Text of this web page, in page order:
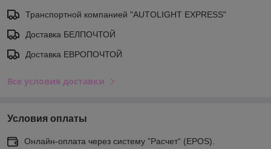
Транспортной компанией "AUTOLIGHT EXPRESS"
Доставка БЕЛПОЧТОЙ
Доставка ЕВРОПОЧТОЙ
Все условия доставки
Условия оплаты
Онлайн-оплата через систему ”Расчет“ (EPOS).